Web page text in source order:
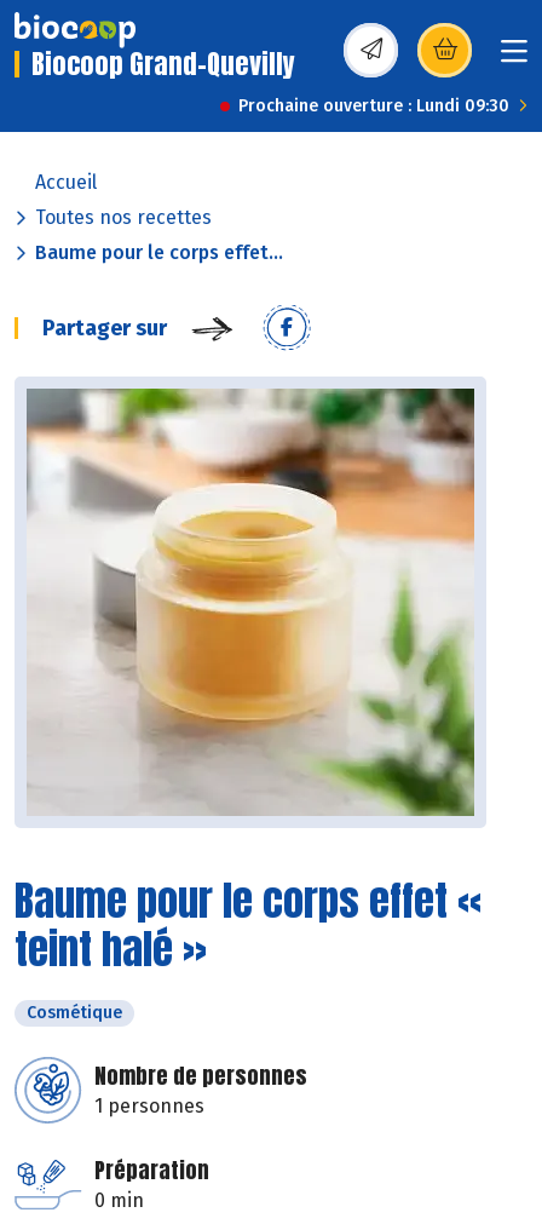
Biocoop Grand-Quevilly (s’ouvre dans une
Prochaine ouverture : Lundi 09:30
Accueil
Toutes nos recettes
Baume pour le corps effet...
Partager sur
Baume pour le corps effet «
teint halé »
Cosmétique
Nombre de personnes
1 personnes
Préparation
0 min